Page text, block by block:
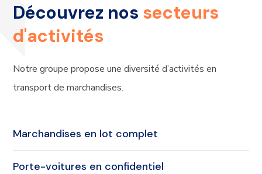
Découvrez nos secteurs
d'activités
Notre groupe propose une diversité d’activités en
transport de marchandises.
Marchandises en lot complet
Porte-voitures en confidentiel